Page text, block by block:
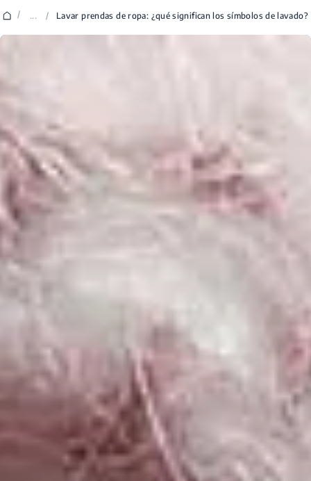
/ ... / Lavar prendas de ropa: ¿qué significan los símbolos de lavado?